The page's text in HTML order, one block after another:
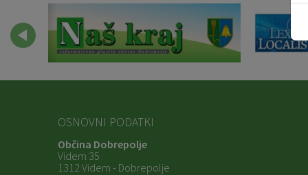
OSNOVNI PODATKI
Občina Dobrepolje
Videm 35
1312 Videm - Dobrepolje